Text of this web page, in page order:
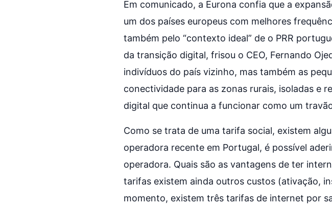
Em comunicado, a Eurona confia que a
um dos países europeus com melhores
também pelo “contexto ideal” de o PRR
da transição digital, frisou o CEO, Fernando
indivíduos do país vizinho, mas também as
conectividade para as zonas rurais, isoladas e
digital que continua a funcionar como um
Como se trata de uma tarifa social, existem
operadora recente em Portugal, é possível
operadora. Quais são as vantagens de ter
tarifas existem ainda outros custos (ativação,
momento, existem três tarifas de internet por